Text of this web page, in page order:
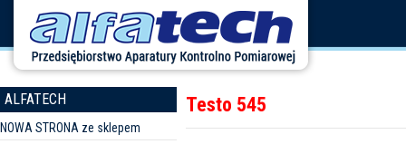
ALFATECH
NOWA STRONA ze sklepem
Testo 545